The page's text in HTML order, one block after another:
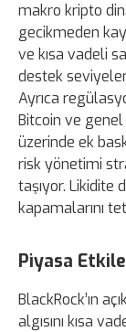
makro kripto
gecikmeden
ve kısa vadeli
destek
Ayrıca
Bitcoin ve
üzerinde ek
risk yönetimi
taşıyor. Likidite
kapamalarını
Piyasa
BlackRock’ın
algısını kısa